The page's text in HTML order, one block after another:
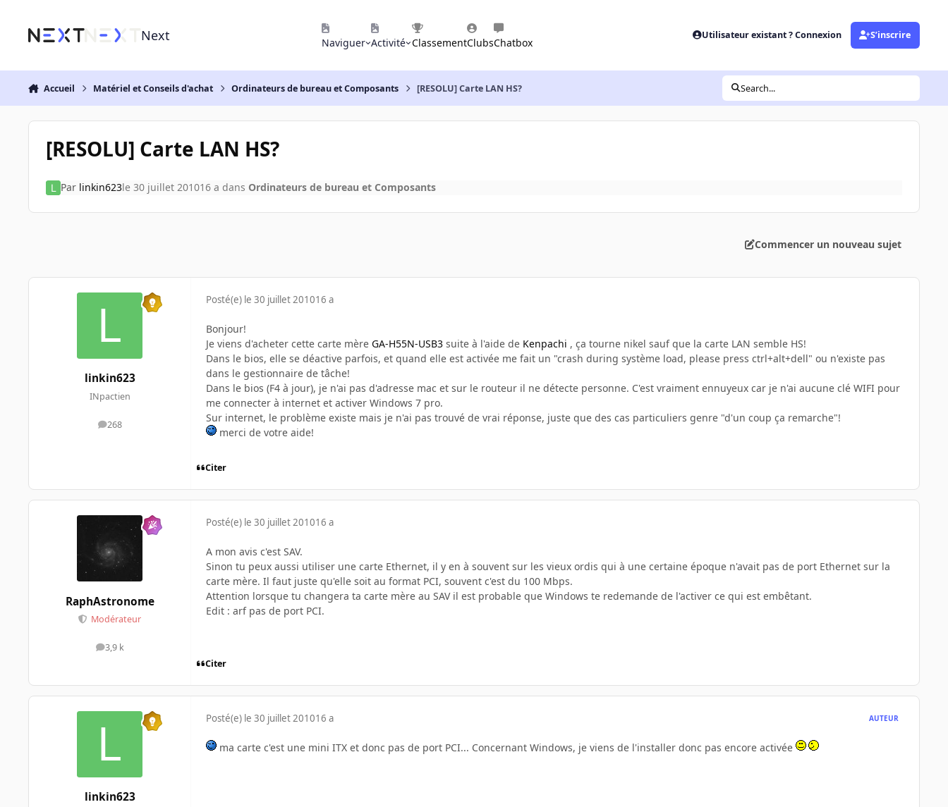
Next Naviguer Activité ClassementClubsChatbox
Utilisateur existant ? Connexion S’inscrire
Accueil Matériel et Conseils d'achat Ordinateurs de bureau et Composants [RESOLU] Carte LAN HS? Search...
[RESOLU] Carte LAN HS?
Par linkin623le 30 juillet 201016 a dans Ordinateurs de bureau et Composants
Commencer un nouveau sujet
linkin623
INpactien
268
messages
Posté(e) le 30 juillet 201016 a
Bonjour!
Je viens d'acheter cette carte mère GA-H55N-USB3 suite à l'aide de Kenpachi , ça tourne nikel sauf que la carte LAN semble HS!
Dans le bios, elle se déactive parfois, et quand elle est activée me fait un "crash during système load, please press ctrl+alt+dell" ou n'existe pas
dans le gestionnaire de tâche!
Dans le bios (F4 à jour), je n'ai pas d'adresse mac et sur le routeur il ne détecte personne. C'est vraiment ennuyeux car je n'ai aucune clé WIFI pour
me connecter à internet et activer Windows 7 pro.
Sur internet, le problème existe mais je n'ai pas trouvé de vrai réponse, juste que des cas particuliers genre "d'un coup ça remarche"!
merci de votre aide!
Citer
RaphAstronome
Modérateur
3,9 k
messages
Posté(e) le 30 juillet 201016 a
A mon avis c'est SAV.
Sinon tu peux aussi utiliser une carte Ethernet, il y en à souvent sur les vieux ordis qui à une certaine époque n'avait pas de port Ethernet sur la
carte mère. Il faut juste qu'elle soit au format PCI, souvent c'est du 100 Mbps.
Attention lorsque tu changera ta carte mère au SAV il est probable que Windows te redemande de l'activer ce qui est embêtant.
Edit : arf pas de port PCI.
Citer
linkin623
Posté(e) le 30 juillet 201016 a AUTEUR
ma carte c'est une mini ITX et donc pas de port PCI... Concernant Windows, je viens de l'installer donc pas encore activée